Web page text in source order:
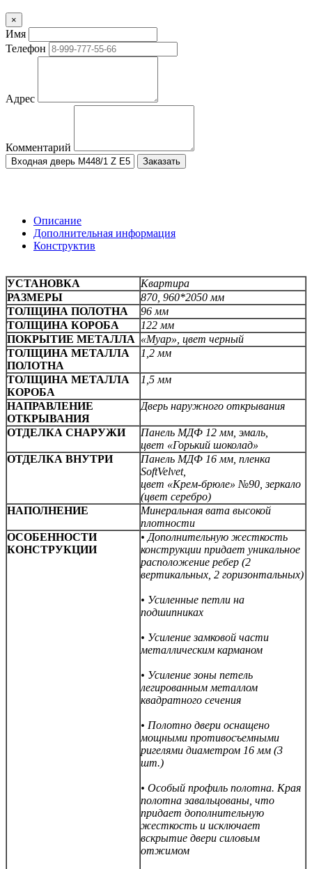
×
Имя
Телефон
Адрес
Комментарий
Заказать
Описание
Дополнительная информация
Конструктив
УСТАНОВКА
Квартира
РАЗМЕРЫ
870, 960*2050 мм
ТОЛЩИНА ПОЛОТНА
96 мм
ТОЛЩИНА КОРОБА
122 мм
ПОКРЫТИЕ МЕТАЛЛА «Муар», цвет черный
ТОЛЩИНА МЕТАЛЛА
ПОЛОТНА
1,2 мм
ТОЛЩИНА МЕТАЛЛА
КОРОБА
1,5 мм
НАПРАВЛЕНИЕ
ОТКРЫВАНИЯ
Дверь наружного открывания
ОТДЕЛКА СНАРУЖИ
Панель МДФ 12 мм, эмаль,
цвет «Горький шоколад»
ОТДЕЛКА ВНУТРИ
Панель МДФ 16 мм, пленка
SoftVelvet,
цвет «Крем-брюле» №90, зеркало
(цвет серебро)
НАПОЛНЕНИЕ
Минеральная вата высокой
плотности
ОСОБЕННОСТИ
КОНСТРУКЦИИ
• Дополнительную жесткость
конструкции придает уникальное
расположение ребер (2
вертикальных, 2 горизонтальных)
• Усиленные петли на
подшипниках
• Усиление замковой части
металлическим карманом
• Усиление зоны петель
легированным металлом
квадратного сечения
• Полотно двери оснащено
мощными противосъемными
ригелями диаметром 16 мм (3
шт.)
• Особый профиль полотна. Края
полотна завальцованы, что
придает дополнительную
жесткость и исключает
вскрытие двери силовым
отжимом